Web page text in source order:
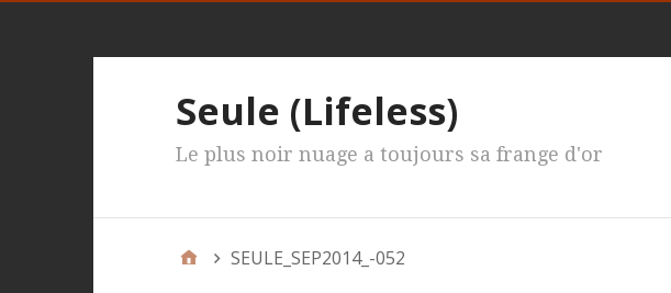
Seule (Lifeless)
Le plus noir nuage a toujours sa frange d'or
SEULE_SEP2014_-052